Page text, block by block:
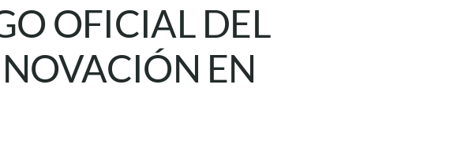
OFICIAL DEL
EN